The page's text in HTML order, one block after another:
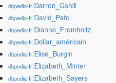
dbpedia-fr:Darren_Cahill
dbpedia-fr:David_Pate
dbpedia-fr:Dianne_Fromholtz
dbpedia-fr:Dollar_américain
dbpedia-fr:Elise_Burgin
dbpedia-fr:Elizabeth_Minter
dbpedia-fr:Elizabeth_Sayers